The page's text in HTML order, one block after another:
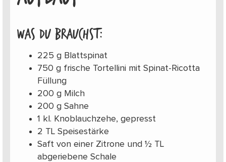
Was du brauchst:
225 g Blattspinat
750 g frische Tortellini mit Spinat-Ricotta
Füllung
200 g Milch
200 g Sahne
1 kl. Knoblauchzehe, gepresst
2 TL Speisestärke
Saft von einer Zitrone und ½ TL
abgeriebene Schale